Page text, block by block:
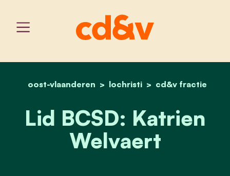
home
oost-vlaanderen lochristi cd&v fractie
lid bcsd: katrien welvaert
Lid BCSD: Katrien
Welvaert